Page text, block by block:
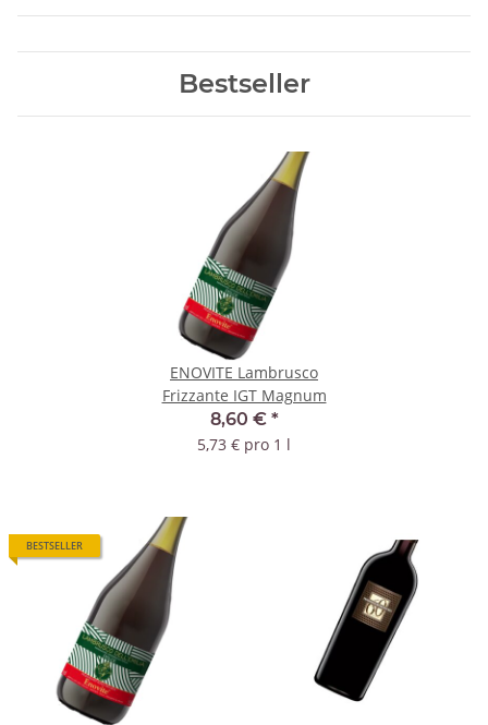
Bestseller
ENOVITE Lambrusco
Frizzante IGT Magnum
8,60 € *
5,73 € pro 1 l
BESTSELLER